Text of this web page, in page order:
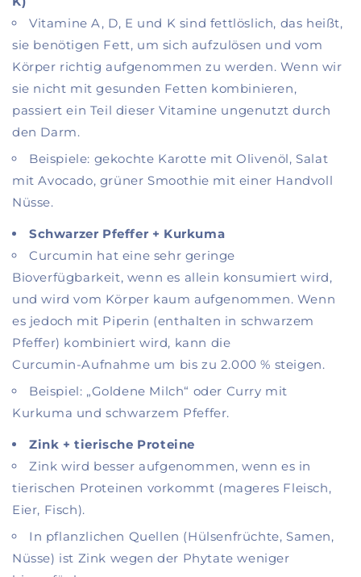
Vitamine A, D, E und K sind fettlöslich, das heißt,
sie benötigen Fett, um sich aufzulösen und vom
Körper richtig aufgenommen zu werden. Wenn wir
sie nicht mit gesunden Fetten kombinieren,
passiert ein Teil dieser Vitamine ungenutzt durch
den Darm.
Beispiele: gekochte Karotte mit Olivenöl, Salat
mit Avocado, grüner Smoothie mit einer Handvoll
Nüsse.
Schwarzer Pfeffer + Kurkuma
Curcumin hat eine sehr geringe
Bioverfügbarkeit, wenn es allein konsumiert wird,
und wird vom Körper kaum aufgenommen. Wenn
es jedoch mit Piperin (enthalten in schwarzem
Pfeffer) kombiniert wird, kann die
Curcumin‑Aufnahme um bis zu 2.000 % steigen.
Beispiel: „Goldene Milch“ oder Curry mit
Kurkuma und schwarzem Pfeffer.
Zink + tierische Proteine
Zink wird besser aufgenommen, wenn es in
tierischen Proteinen vorkommt (mageres Fleisch,
Eier, Fisch).
In pflanzlichen Quellen (Hülsenfrüchte, Samen,
Nüsse) ist Zink wegen der Phytate weniger